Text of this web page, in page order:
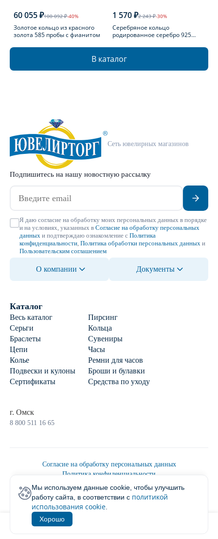
60 055 ₽100 092 ₽-40%
Золотое кольцо из красного
золота 585 пробы с фианитом
1 570 ₽2 243 ₽-30%
Серебряное кольцо
родированное серебро 925
В каталог
1
Сеть ювелирных магазинов
Подпишитесь на нашу новостную рассылку
Я даю согласие на обработку моих персональных данных в порядке
и на условиях, указанных в Согласие на обработку персональных
данных и подтверждаю ознакомление с Политика
конфиденциальности Политика обработки персональных данных и
Пользовательским соглашением
О компании Документы
Каталог
Весь каталог
Пирсинг
Серьги
Кольца
Браслеты
Сувениры
Цепи
Часы
Колье
Ремни для часов
Подвески и кулоны
Броши и булавки
Сертификаты
Средства по уходу
г. Омск
8 800 511 16 65
Согласие на обработку персональных данных
Политика конфиденциальности
Политика обработки персональных данных
Пользовательским соглашением
2026 © Ювелирторг
Мы используем данные cookie, чтобы улучшить
работу сайта, в соответствии с политикой
использования cookie
Хорошо